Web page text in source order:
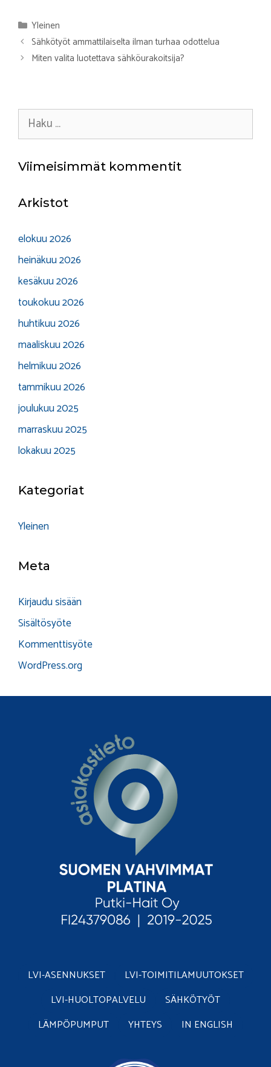
Kategoriat
Yleinen
Sähkötyöt ammattilaiselta ilman turhaa odottelua
Miten valita luotettava sähköurakoitsija?
Haku:
Viimeisimmät kommentit
Arkistot
elokuu 2026
heinäkuu 2026
kesäkuu 2026
toukokuu 2026
huhtikuu 2026
maaliskuu 2026
helmikuu 2026
tammikuu 2026
joulukuu 2025
marraskuu 2025
lokakuu 2025
Kategoriat
Yleinen
Meta
Kirjaudu sisään
Sisältösyöte
Kommenttisyöte
WordPress.org
LVI-ASENNUKSET
LVI-TOIMITILAMUUTOKSET
LVI-HUOLTOPALVELU
SÄHKÖTYÖT
LÄMPÖPUMPUT
YHTEYS IN ENGLISH